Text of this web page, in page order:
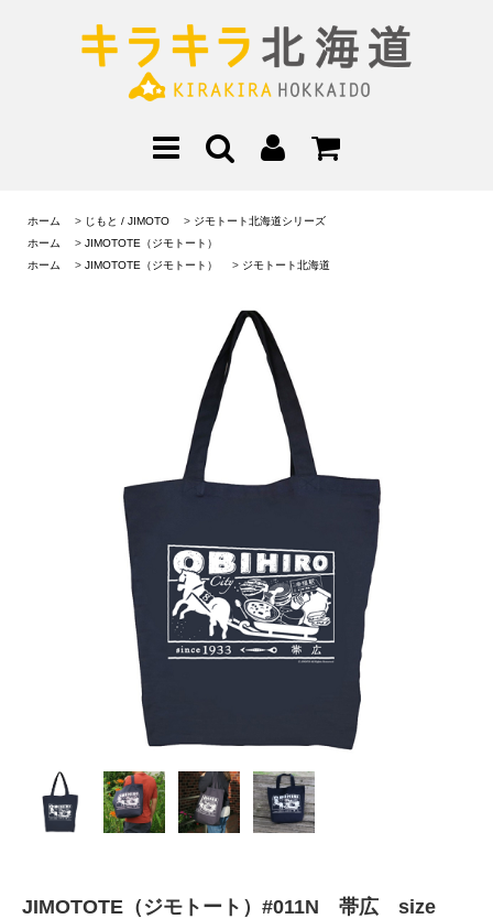
ホーム > じもと / JIMOTO > ジモトート北海道シリーズ
ホーム
> JIMOTOTE（ジモトート）
ホーム
> JIMOTOTE（ジモトート） > ジモトート北海道
JIMOTOTE（ジモトート）#011N 帯広 size